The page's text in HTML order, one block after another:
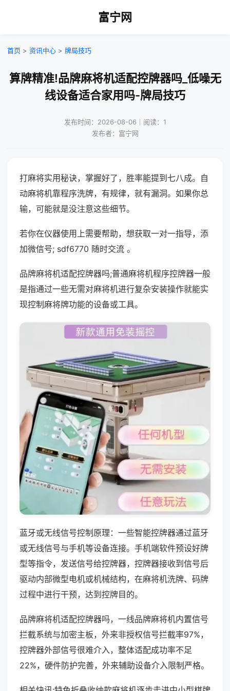
富宁网
首页 > 资讯中心 > 牌局技巧
算牌精准!品牌麻将机适配控牌器吗_低噪无
线设备适合家用吗-牌局技巧
发布时间：2026-08-06｜阅读：1
发布者：富宁网
打麻将实用秘诀，掌握好了，胜率能提到七八成。自
动麻将机靠程序洗牌，有规律，就有漏洞。如果你总
输，可能就是没注意这些细节。
若你在仪器使用上需要帮助，想获取一对一指导，添
加微信号; sdf6770 随时交流 。
品牌麻将机适配控牌器吗;普通麻将机程序控牌器一般
是指通过一些无需对麻将机进行复杂安装操作就能实
现控制麻将牌功能的设备或工具。
蓝牙或无线信号控制原理：一些智能控牌器通过蓝牙
或无线信号与手机等设备连接。手机端软件预设好牌
型等指令，发送信号给控牌器，控牌器接收到信号后
驱动内部微型电机或机械结构，在麻将机洗牌、码牌
过程中进行干预，达到控牌目的。
品牌麻将机适配控牌器吗，一线品牌麻将机内置信号
拦截系统与加密主板，外来非授权信号拦截率97%，
控牌器外部信号很难介入，整体适配成功率不足
22%，硬件防护完善，外来辅助设备介入限制严格。